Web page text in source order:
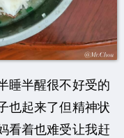
半醒很不好受的
也起来了但精神状
看着也难受让我赶